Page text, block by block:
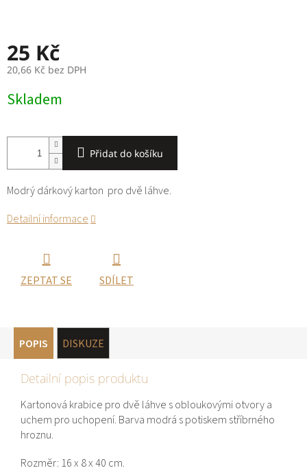
25 Kč
20,66 Kč bez DPH
Měrná
cena:
Skladem
Přidat do košíku
Modrý dárkový karton pro dvě láhve.
Detailní informace
ZEPTAT SE SDÍLET
POPIS DISKUZE
Detailní popis produktu
Kartonová krabice pro dvě láhve s obloukovými otvory a
uchem pro uchopení. Barva modrá s potiskem stříbrného
hroznu.
Rozměr: 16 x 8 x 40 cm.